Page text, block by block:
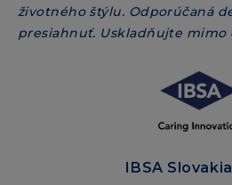
životného štýlu. Odporúčaná
presiahnuť. Uskladňujte mimo
IBSA